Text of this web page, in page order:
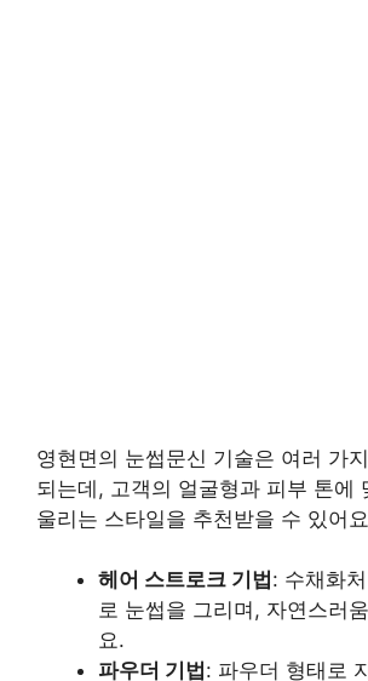
영현면의 눈썹문신 기술은 여러 가
되는데, 고객의 얼굴형과 피부 톤에
울리는 스타일을 추천받을 수 있어
헤어 스트로크 기법 : 수채화
로 눈썹을 그리며, 자연스러
요.
파우더 기법 : 파우더 형태로